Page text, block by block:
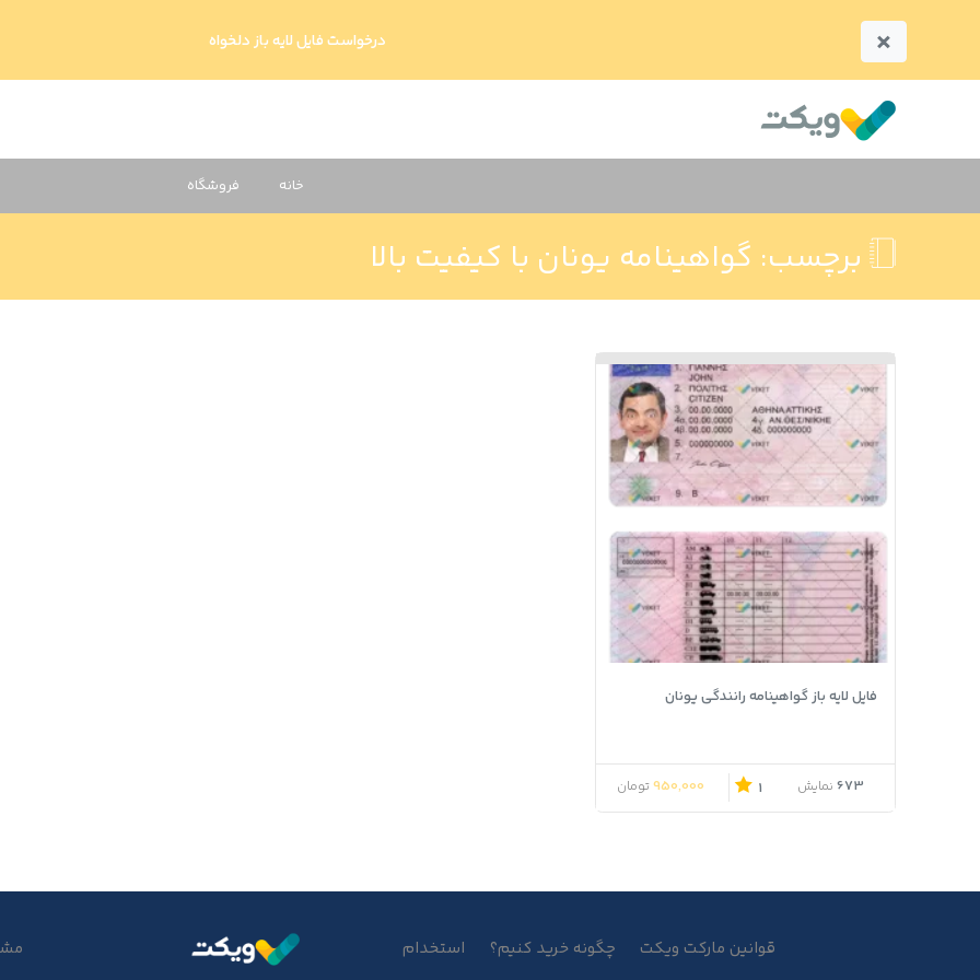
× درخواست فایل لایه باز دلخواه
خانه فروشگاه
برچسب: گواهینامه یونان با کیفیت بالا
فایل لایه باز گواهینامه رانندگی یونان
673 نمایش 1
950,000تومان
قوانین مارکت ویکت چگونه خرید کنیم؟ استخدام